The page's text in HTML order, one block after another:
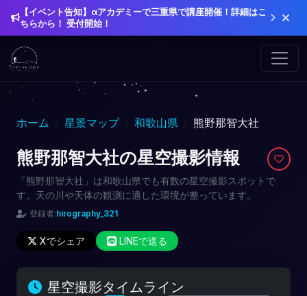
【イベント告知】αアカデミーで三重県で講座開催！詳細はこ
ちらから！ 受付開始！
ホーム 星景マップ 和歌山県 熊野那智大社
熊野那智大社の星空撮影情報
「熊野那智大社」は和歌山県でも有数の星空撮影スポットで
す。天の川や天体の観測に適した環境が整っています。
登録者:hirography_321
Xでシェア LINEで送る
星空撮影タイムライン